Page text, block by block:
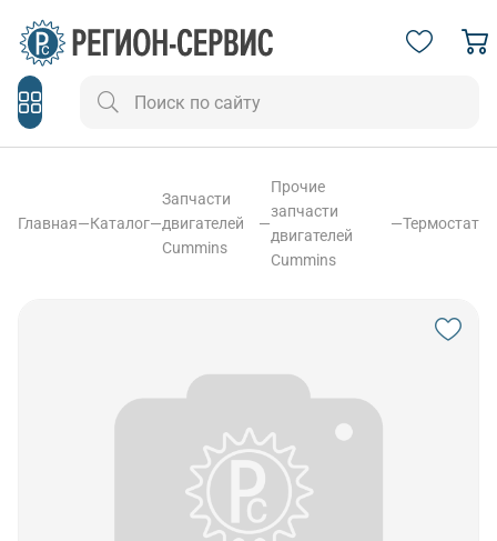
Главная—Каталог—
Запчасти
двигателей
Cummins
—
Прочие
запчасти
двигателей
Cummins
—Термостат